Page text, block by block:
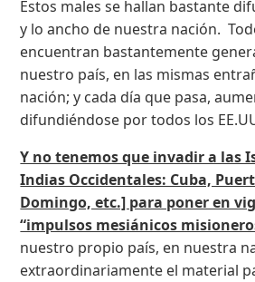
Estos males se hallan bastante
y lo ancho de nuestra nación.
encuentran bastantemente
nuestro país, en las mismas
nación; y cada día que pasa,
difundiéndose por todos los
Y no tenemos que invadir a las
Indias Occidentales: Cuba,
Domingo, etc.] para poner en
“impulsos mesiánicos
nuestro propio país, en nuestra
extraordinariamente el material